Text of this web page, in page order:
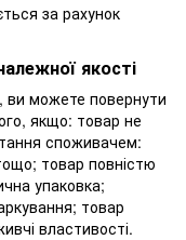
за рахунок
якості
ви можете повернути
якщо: товар не
споживачем:
товар повністю
упаковка;
товар
властивості.